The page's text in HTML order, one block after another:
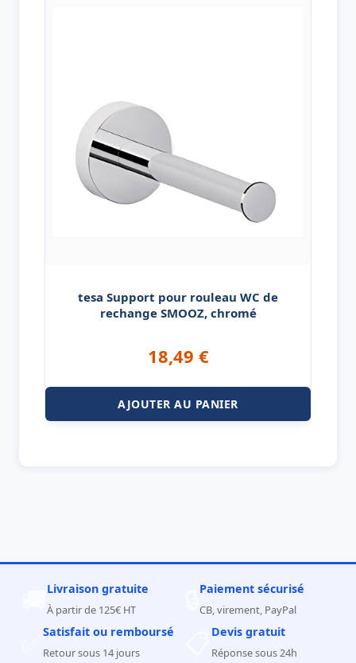
tesa Support pour rouleau WC de
rechange SMOOZ, chromé
18,49 €
AJOUTER AU PANIER
Livraison gratuite
À partir de 125€ HT
Paiement sécurisé
CB, virement, PayPal
Satisfait ou remboursé
Retour sous 14 jours
Devis gratuit
Réponse sous 24h